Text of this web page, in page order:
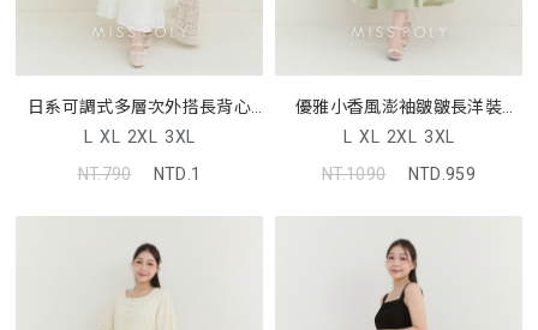
日系可調式多層次外搭長背心
MISS
L XL 2XL 3XL
NT.790
NTD.1
優雅小香風澎袖皺皺長洋裝
MISS
L XL 2XL 3XL
NT.1090
NTD.959